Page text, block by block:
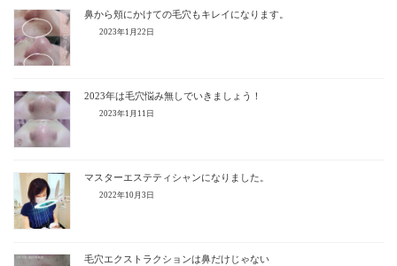
鼻から頬にかけての毛穴もキレイになります。
2023年1月22日
2023年は毛穴悩み無しでいきましょう！
2023年1月11日
マスターエステティシャンになりました。
2022年10月3日
毛穴エクストラクションは鼻だけじゃない